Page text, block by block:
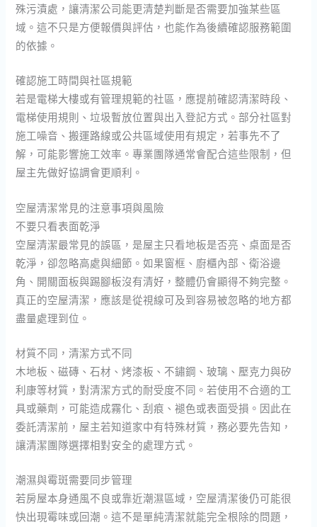
殊污漬處，讓清潔公司能更清楚判斷是否需要加強某些區
域。這不只是方便報價與評估，也能作為後續確認服務範圍
的依據。
確認施工時間與社區規範
若是電梯大樓或有管理規範的社區，應提前確認清潔時段、
電梯使用規則、垃圾暫放位置與出入登記方式。部分社區對
施工噪音、搬運路線或公共區域使用有規定，若事先不了
解，可能影響施工效率。專業團隊通常會配合這些限制，但
屋主先做好協調會更順利。
空屋清潔常見的注意事項與風險
不要只看表面乾淨
空屋清潔最常見的誤區，是屋主只看地板是否亮、桌面是否
乾淨，卻忽略高處與細節。如果窗框、廚櫃內部、衛浴邊
角、開關面板與踢腳板沒有清好，整體仍會顯得不夠完整。
真正的空屋清潔，應該是從視線可及到容易被忽略的地方都
盡量處理到位。
材質不同，清潔方式不同
木地板、磁磚、石材、烤漆板、不鏽鋼、玻璃、壓克力與矽
利康等材質，對清潔方式的耐受度不同。若使用不合適的工
具或藥劑，可能造成霧化、刮痕、褪色或表面受損。因此在
委託清潔前，屋主若知道家中有特殊材質，務必要先告知，
讓清潔團隊選擇相對安全的處理方式。
潮濕與霉斑需要同步管理
若房屋本身通風不良或靠近潮濕區域，空屋清潔後仍可能很
快出現霉味或回潮。這不是單純清潔就能完全根除的問題，